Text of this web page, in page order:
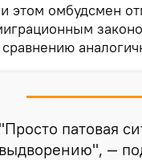
этом омбудсмен
"Просто патовая
выдворению", —